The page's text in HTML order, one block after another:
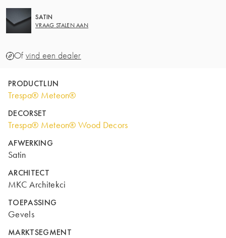
SATIN
VRAAG STALEN AAN
Of vind een dealer
PRODUCTLIJN
Trespa® Meteon®
DECORSET
Trespa® Meteon® Wood Decors
AFWERKING
Satin
ARCHITECT
MKC Architekci
TOEPASSING
Gevels
MARKTSEGMENT